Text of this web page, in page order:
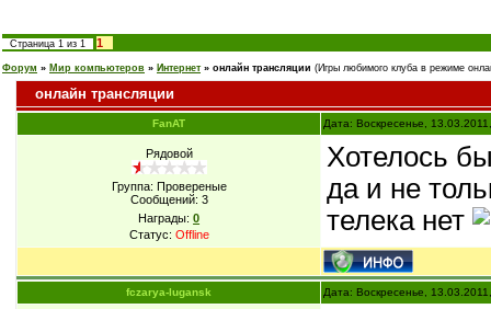
Страница 1 из 1 1
Форум » Мир компьютеров » Интернет » онлайн трансляции (Игры любимого клуба в режиме
онлайн трансляции
FanAT Дата: Воскресенье,
Рядовой
Группа: Провереные
Сообщений: 3
Награды:0
Статус: Offline
Хотелось
да и не
телека нет
fczarya-lugansk Дата: Воскресенье,